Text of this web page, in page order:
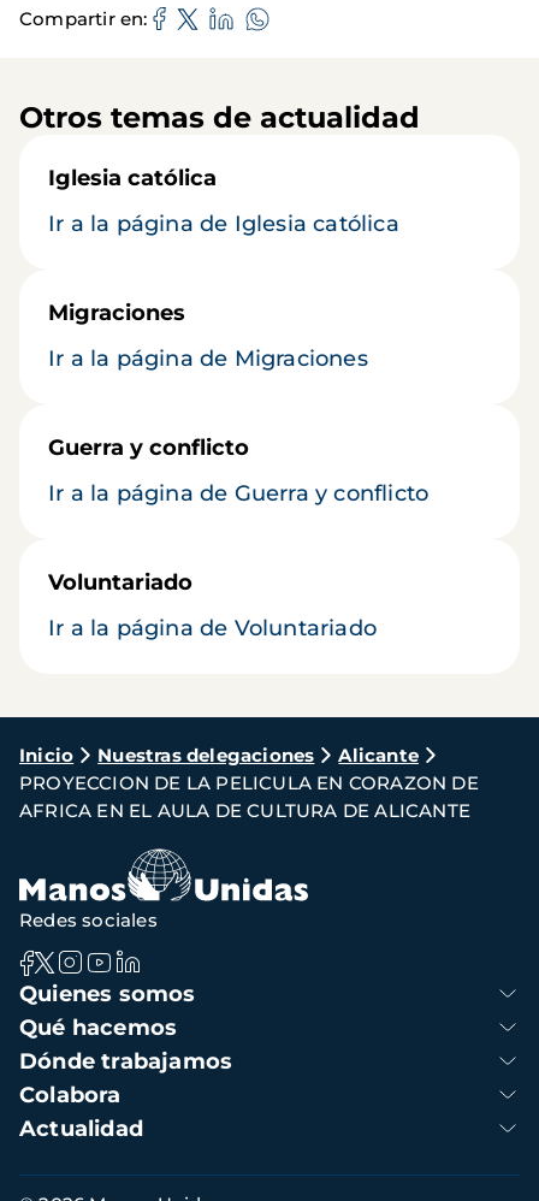
Compartir en
Otros temas de actualidad
Iglesia católica
Ir a la página de Iglesia católica
Migraciones
Ir a la página de Migraciones
Guerra y conflicto
Ir a la página de Guerra y conflicto
Voluntariado
Ir a la página de Voluntariado
Ruta
de
navegación
Inicio Nuestras delegaciones
Alicante
PROYECCION DE LA PELICULA EN CORAZON DE
AFRICA EN EL AULA DE CULTURA DE ALICANTE
Navegación
principal
Quienes somos
Qué hacemos
Dónde trabajamos
Colabora
Actualidad
Redes sociales